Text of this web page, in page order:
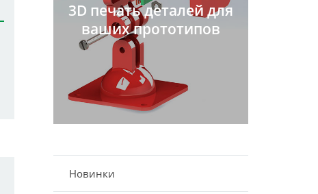
3D печать деталей для
ваших прототипов
Новинки